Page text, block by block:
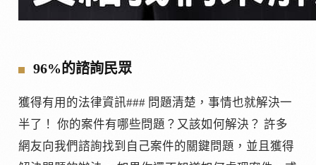
96%的諮詢民眾
獲得有用的法律資訊### 問題清楚，事情也就解決一
半了！ 你的案件有哪些問題？又該如何解決？ 許多
網友向我們諮詢找到自己案件的關鍵問題，並且獲得